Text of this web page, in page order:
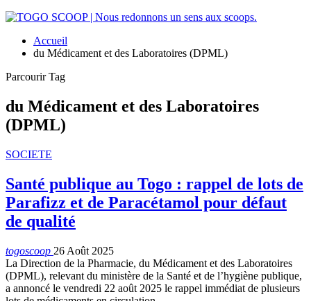
Accueil
du Médicament et des Laboratoires (DPML)
Parcourir Tag
du Médicament et des Laboratoires
(DPML)
SOCIETE
Santé publique au Togo : rappel de lots de
Parafizz et de Paracétamol pour défaut
de qualité
togoscoop 26 Août 2025
La Direction de la Pharmacie, du Médicament et des Laboratoires
(DPML), relevant du ministère de la Santé et de l’hygiène publique,
a annoncé le vendredi 22 août 2025 le rappel immédiat de plusieurs